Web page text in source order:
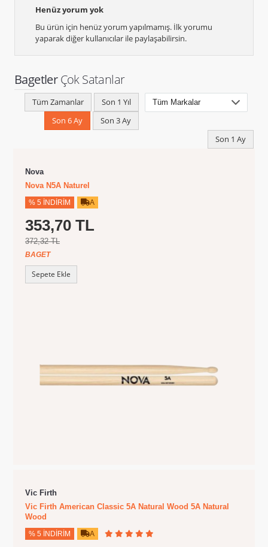
Henüz yorum yok
Bu ürün için henüz yorum yapılmamış. İlk yorumu
yaparak diğer kullanıcılar ile paylaşabilirsin.
BagetlerÇok Satanlar
Tüm Zamanlar
Son 1 Yıl
Son 6 Ay
Son 3 Ay
Son 1 Ay
Nova
Nova N5A Naturel
% 5 İNDIRIM A
353,70 TL
372,32 TL
BAGET
Sepete Ekle
Vic Firth
Vic Firth American Classic 5A Natural Wood 5A Natural
Wood
% 5 İNDIRIM A